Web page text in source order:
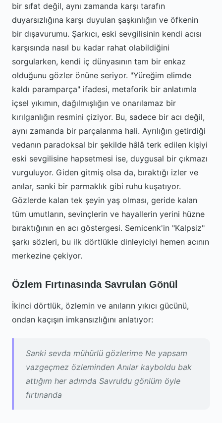
bir sıfat değil, aynı zamanda karşı tarafın
duyarsızlığına karşı duyulan şaşkınlığın ve öfkenin
bir dışavurumu. Şarkıcı, eski sevgilisinin kendi acısı
karşısında nasıl bu kadar rahat olabildiğini
sorgularken, kendi iç dünyasının tam bir enkaz
olduğunu gözler önüne seriyor. "Yüreğim elimde
kaldı paramparça" ifadesi, metaforik bir anlatımla
içsel yıkımın, dağılmışlığın ve onarılamaz bir
kırılganlığın resmini çiziyor. Bu, sadece bir acı değil,
aynı zamanda bir parçalanma hali. Ayrılığın getirdiği
vedanın paradoksal bir şekilde hâlâ terk edilen kişiyi
eski sevgilisine hapsetmesi ise, duygusal bir çıkmazı
vurguluyor. Giden gitmiş olsa da, bıraktığı izler ve
anılar, sanki bir parmaklık gibi ruhu kuşatıyor.
Gözlerde kalan tek şeyin yaş olması, geride kalan
tüm umutların, sevinçlerin ve hayallerin yerini hüzne
bıraktığının en acı göstergesi. Semicenk'in "Kalpsiz"
şarkı sözleri, bu ilk dörtlükle dinleyiciyi hemen acının
merkezine çekiyor.
Özlem Fırtınasında Savrulan Gönül
İkinci dörtlük, özlemin ve anıların yıkıcı gücünü,
ondan kaçışın imkansızlığını anlatıyor:
Sanki sevda mühürlü gözlerime Ne yapsam
vazgeçmez özleminden Anılar kayboldu bak
attığım her adımda Savruldu gönlüm öyle
fırtınanda